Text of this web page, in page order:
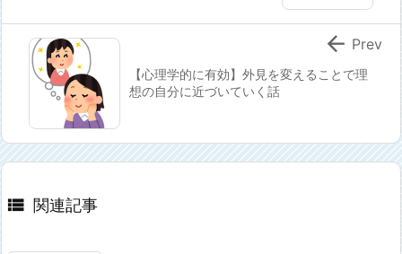
【心理学的に有効】外見を変えることで理
想の自分に近づいていく話
 Prev
 関連記事